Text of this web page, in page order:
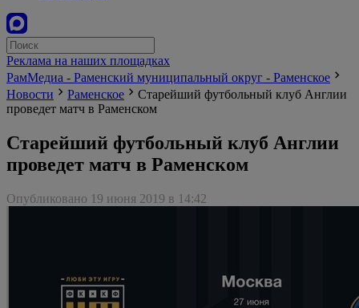
Реклама на наших площадках
РамМедиа - Раменский муниципальный округ - Раменское
Новости
Раменское
Старейший футбольный клуб Англии
проведет матч в Раменском
Старейший футбольный клуб Англии
проведет матч в Раменском
Опубликовано 19 июня 2019 в 14:42